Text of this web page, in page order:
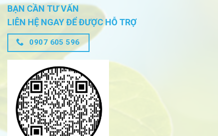
BẠN CẦN TƯ VẤN
LIÊN HỆ NGAY ĐỂ ĐƯỢC HỖ TRỢ
0907 605 596